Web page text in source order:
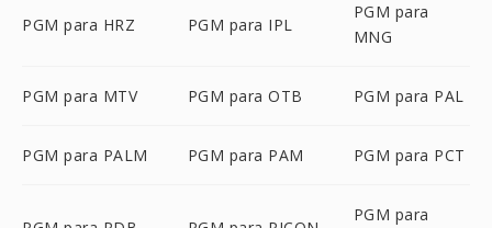
PGM para HRZ PGM para IPL
PGM para
MNG
PGM para MTV PGM para OTB PGM para PAL
PGM para PALM PGM para PAM PGM para PCT
PGM para